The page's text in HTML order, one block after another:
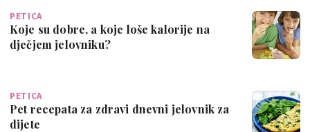
PETICA
Koje su dobre, a koje loše kalorije na
dječjem jelovniku?
PETICA
Pet recepata za zdravi dnevni jelovnik za
dijete